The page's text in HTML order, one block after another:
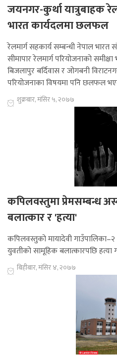
जयनगर-कुर्था यात्रुबाहक
भारत कार्यदलमा छलफल
रेलमार्ग सहकार्य सम्बन्धी नेपाल
सीमापार रेलमार्ग परियोजनाको
बिजलापुर बर्दिवास र जोगबनी
परियोजनाका विषयमा पनि छलफल
शुक्रबार, मंसिर ५, २०७७
कपिलवस्तुमा प्रेमसम्बन्ध
बलात्कार र 'हत्या'
कपिलवस्तुको मायादेवी
युवतीको सामूहिक बलात्कारपछि
बिहीबार, मंसिर ४, २०७७